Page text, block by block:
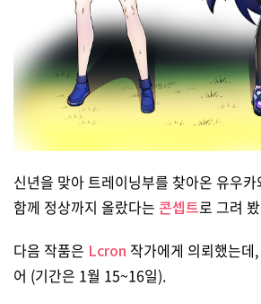
신년을 맞아 트레이닝부를 찾아온 유우
함께 정상까지 올랐다는 콘셉트로 그려
다음 작품은 Lcron 작가에게 의뢰했는데
어 (기간은 1월 15~16일).